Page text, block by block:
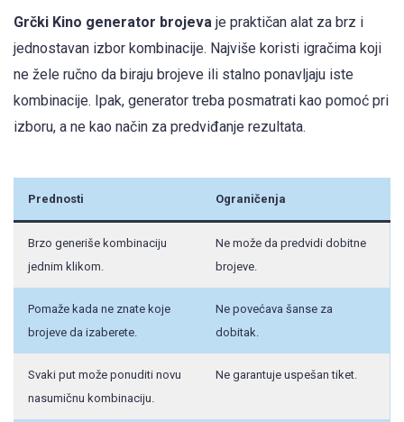
Grčki Kino generator brojeva je praktičan alat za brz i
jednostavan izbor kombinacije. Najviše koristi igračima koji
ne žele ručno da biraju brojeve ili stalno ponavljaju iste
kombinacije. Ipak, generator treba posmatrati kao pomoć pri
izboru, a ne kao način za predviđanje rezultata.
Prednosti Ograničenja
Brzo generiše kombinaciju
jednim klikom.
Ne može da predvidi dobitne
brojeve.
Pomaže kada ne znate koje
brojeve da izaberete.
Ne povećava šanse za
dobitak.
Svaki put može ponuditi novu
nasumičnu kombinaciju.
Ne garantuje uspešan tiket.